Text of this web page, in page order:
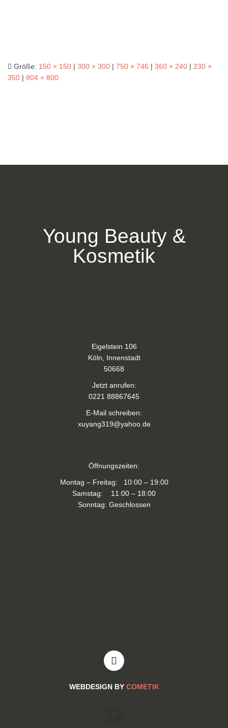
Größe: 150 × 150 | 300 × 300 | 750 × 746 | 360 × 240 | 230 ×
350 | 804 × 800
Young Beauty &
Kosmetik
Eigelstein 106
Köln, Innenstadt
50668
Jetzt anrufen:
0221 88867645
E-Mail schreiben:
xuyang319@yahoo.de
Öffnungszeiten:
Montag – Freitag: 10:00 – 19:00
Samstag: 11:00 – 18:00
Sonntag: Geschlossen
WEBDESIGN BY COMETIK